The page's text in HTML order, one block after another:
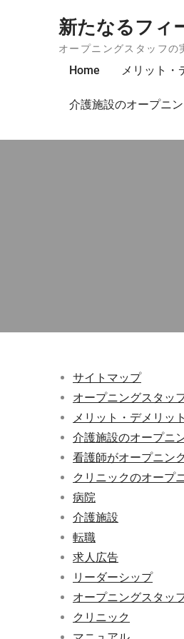
新たなるフィ
オープニングスタッフの
Home メリット・
介護施設のオープニ
サイトマップ
オープニングスタッ
メリット・デメリッ
介護施設のオープニ
看護師がオープニン
クリニックのオープ
病院
介護施設
転職
求人広告
リーダーシップ
オープニングスタッ
クリニック